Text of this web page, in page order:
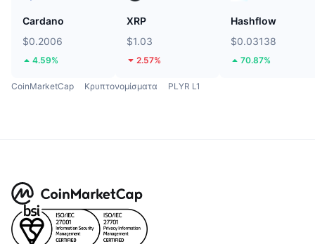
Cardano
$0.2006
4.59%
XRP
$1.03
2.57%
Hashflow
$0.03138
70.87%
CoinMarketCap Κρυπτονομίσματα PLYR L1